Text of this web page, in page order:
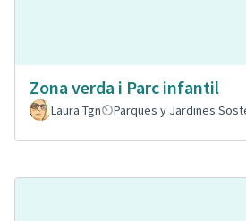
Zona verda i Parc infantil
Laura Tgn
Parques y Jardines